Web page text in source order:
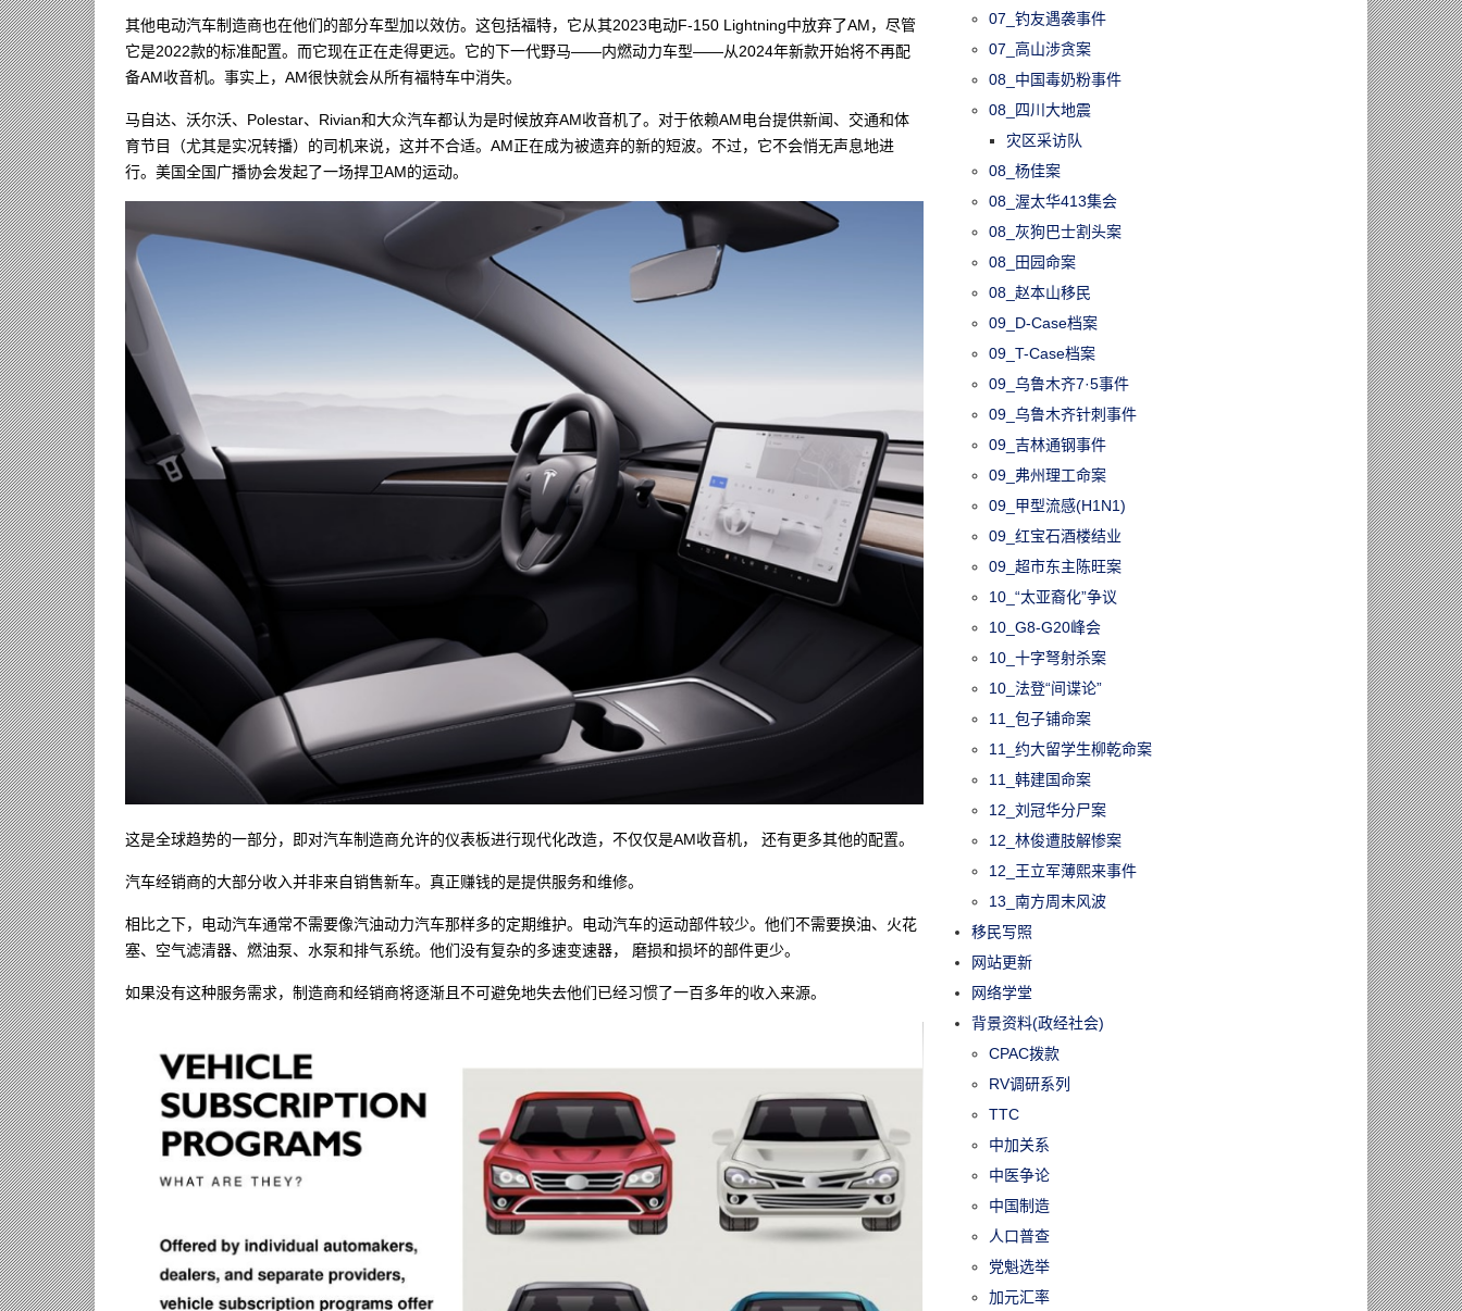
其他电动汽车制造商也在他们的部分车型加以效仿。这包括福特，它从其2023电动F-150 Lightning中放弃了AM，尽管
它是2022款的标准配置。而它现在正在走得更远。它的下一代野马——内燃动力车型——从2024年新款开始将不再配
备AM收音机。事实上，AM很快就会从所有福特车中消失。
马自达、沃尔沃、Polestar、Rivian和大众汽车都认为是时候放弃AM收音机了。对于依赖AM电台提供新闻、交通和体
育节目（尤其是实况转播）的司机来说，这并不合适。AM正在成为被遗弃的新的短波。不过，它不会悄无声息地进
行。美国全国广播协会发起了一场捍卫AM的运动。
这是全球趋势的一部分，即对汽车制造商允许的仪表板进行现代化改造，不仅仅是AM收音机， 还有更多其他的配置。
汽车经销商的大部分收入并非来自销售新车。真正赚钱的是提供服务和维修。
相比之下，电动汽车通常不需要像汽油动力汽车那样多的定期维护。电动汽车的运动部件较少。他们不需要换油、火花
塞、空气滤清器、燃油泵、水泵和排气系统。他们没有复杂的多速变速器， 磨损和损坏的部件更少。
如果没有这种服务需求，制造商和经销商将逐渐且不可避免地失去他们已经习惯了一百多年的收入来源。
07_钓友遇袭事件
07_高山涉贪案
08_中国毒奶粉事件
08_四川大地震
灾区采访队
08_杨佳案
08_渥太华413集会
08_灰狗巴士割头案
08_田园命案
08_赵本山移民
09_D-Case档案
09_T-Case档案
09_乌鲁木齐7·5事件
09_乌鲁木齐针刺事件
09_吉林通钢事件
09_弗州理工命案
09_甲型流感(H1N1)
09_红宝石酒楼结业
09_超市东主陈旺案
10_“太亚裔化”争议
10_G8-G20峰会
10_十字弩射杀案
10_法登“间谍论”
11_包子铺命案
11_约大留学生柳乾命案
11_韩建国命案
12_刘冠华分尸案
12_林俊遭肢解惨案
12_王立军薄熙来事件
13_南方周末风波
移民写照
网站更新
网络学堂
背景资料(政经社会)
CPAC拨款
RV调研系列
TTC
中加关系
中医争论
中国制造
人口普查
党魁选举
加元汇率